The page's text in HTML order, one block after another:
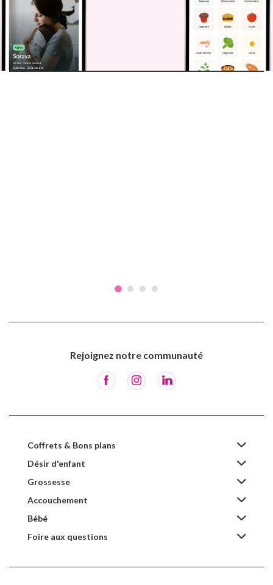
Rejoignez notre communauté
Coffrets & Bons plans
Désir d'enfant
Grossesse
Accouchement
Bébé
Foire aux questions